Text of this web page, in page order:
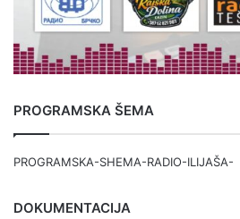
PROGRAMSKA ŠEMA
PROGRAMSKA-SHEMA-RADIO-ILIJAŠA-
DOKUMENTACIJA